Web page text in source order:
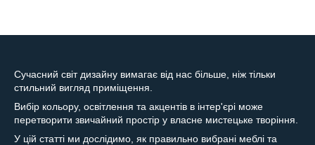
Сучасний світ дизайну вимагає від нас більше, ніж тільки
стильний вигляд приміщення.
Вибір кольору, освітлення та акцентів в інтер'єрі може
перетворити звичайний простір у власне мистецьке творіння.
У цій статті ми дослідимо, як правильно вибрані меблі та